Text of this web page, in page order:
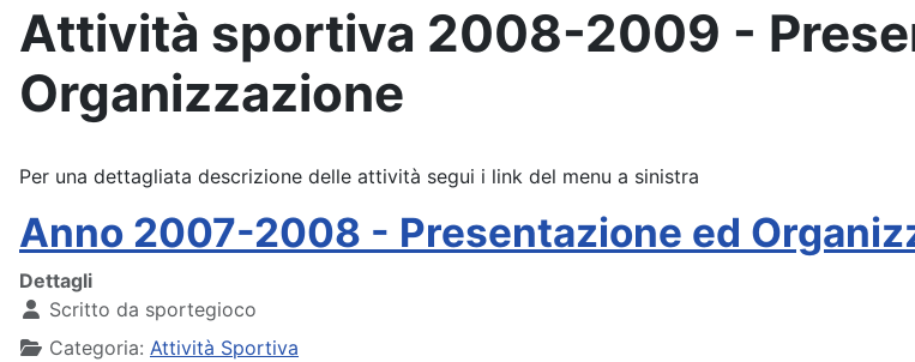
Attività sportiva 2008-2009 -
Organizzazione
Per una dettagliata descrizione delle attività segui i link del menu a sinistra
Anno 2007-2008 - Presentazione ed
Dettagli
Scritto da sportegioco
Categoria: Attività Sportiva